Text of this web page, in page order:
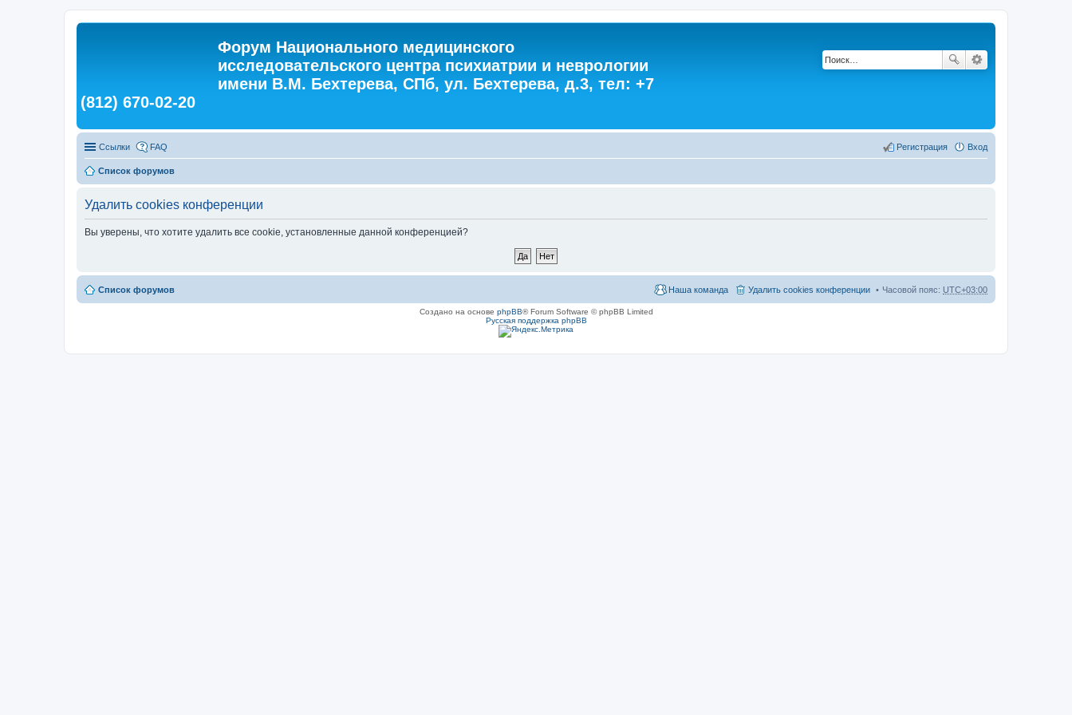
Форум Национального медицинского
исследовательского центра психиатрии и неврологии
имени В.М. Бехтерева, СПб, ул. Бехтерева, д.3, тел: +7
(812) 670-02-20
Ссылки FAQ Вход
Регистрация
Список форумов
Удалить cookies конференции
Вы уверены, что хотите удалить все cookie, установленные данной конференцией?
Список форумов Часовой пояс: UTC+03:00
Удалить cookies конференции
Наша команда
Создано на основе phpBB® Forum Software © phpBB Limited
Русская поддержка phpBB